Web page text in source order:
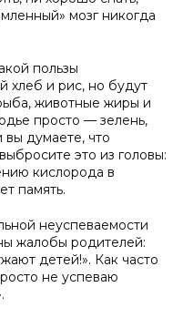
мозг никогда
пользы
хлеб и рис, но будут
животные жиры и
просто — зелень,
вы думаете, что
это из головы:
кислорода в
память.
неуспеваемости
жалобы родителей:
детей!». Как часто
не успеваю